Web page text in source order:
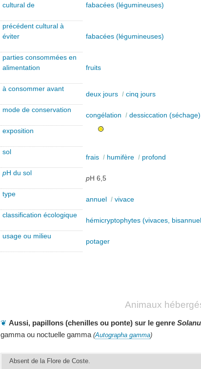
cultural de
fabacées (légumineuses)
précédent cultural à
éviter
fabacées (légumineuses)
parties consommées en
alimentation
fruits
à consommer avant
deux jours /cinq jours
mode de conservation
congélation /dessiccation (séchage)
exposition
sol
frais / humifère / profond
pH du sol
pH 6,5
type
annuel /vivace
classification écologique
hémicryptophytes (vivaces,
usage ou milieu
potager
Animaux
❦ Aussi, papillons (chenilles ou ponte) sur le genre
gamma ou noctuelle gamma(Autographa gamma)
Absent de la Flore de Coste.